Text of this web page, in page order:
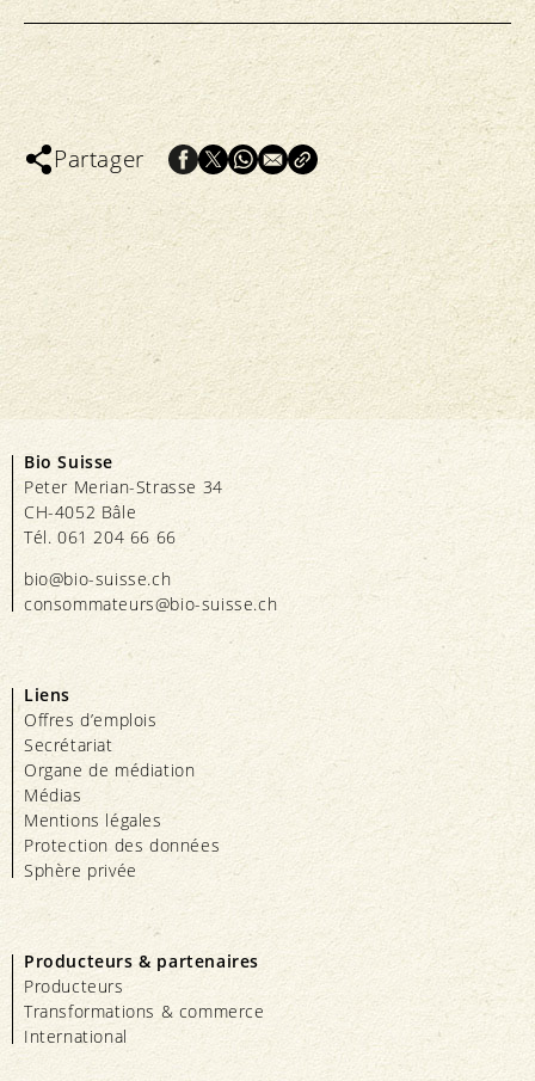
Partager
Bio Suisse
Peter Merian-Strasse 34
CH-4052 Bâle
Tél. 061 204 66 66
bio@bio-suisse.ch
consommateurs@bio-suisse.ch
Liens
Offres d’emplois
Secrétariat
Organe de médiation
Médias
Mentions légales
Protection des données
Sphère privée
Producteurs & partenaires
Producteurs
Transformations & commerce
International